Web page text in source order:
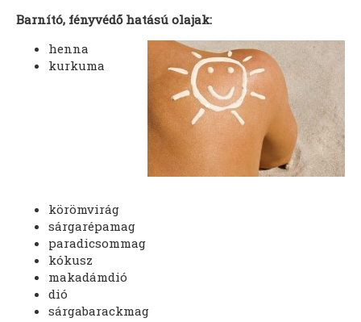
Barnító, fényvédő hatású olajak:
henna
kurkuma
körömvirág
sárgarépamag
paradicsommag
kókusz
makadámdió
dió
sárgabarackmag